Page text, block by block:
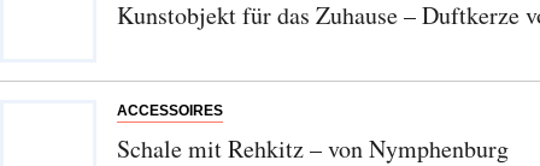
Kunstobjekt für das Zuhause – Duftkerze
ACCESSOIRES
Schale mit Rehkitz – von Nymphenburg
neuen Beiträgen. Die Datenschutzerklärunghabe ich
SENDEN